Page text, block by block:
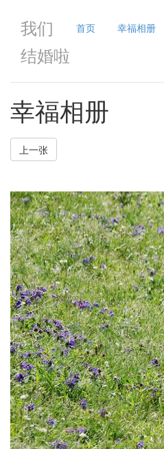
首页 幸福相册
我们
结婚啦
幸福相册
上一张